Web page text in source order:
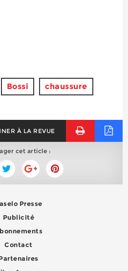
Bossi chaussure
À LA REVUE
cet article :
Presse
Publicité
Contact